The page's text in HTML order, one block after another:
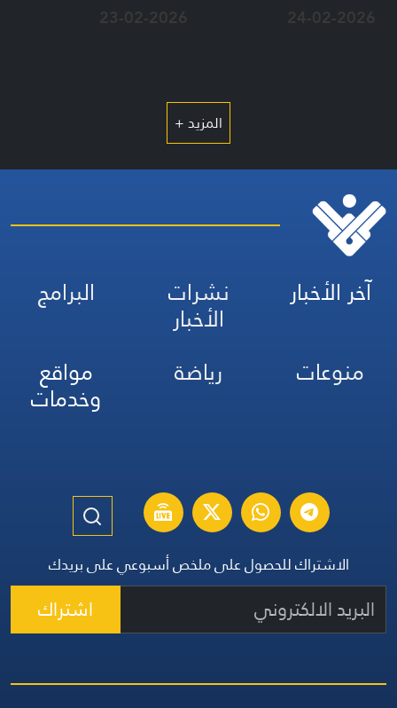
24-02-2026
23-02-2026
المزيد +
آخر الأخبار نشرات
الأخبار
البرامج
منوعات
رياضة مواقع
وخدمات
الاشتراك للحصول على ملخص أسبوعي على بريدك
اشتراك